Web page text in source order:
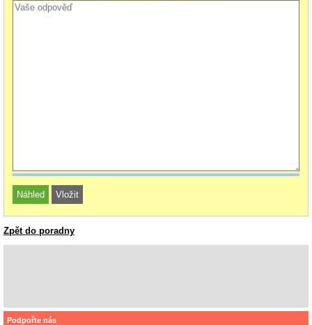
Zpět do poradny
Podpořte nás